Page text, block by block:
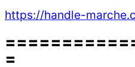
https://handle-
〓〓〓〓〓〓〓〓〓〓〓
〓